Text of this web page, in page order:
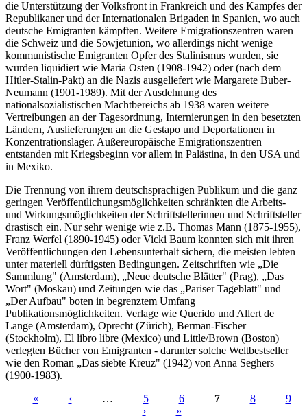
die Unterstützung der Volksfront in Frankreich und des Kampfes der
Republikaner und der Internationalen Brigaden in Spanien, wo auch
deutsche Emigranten kämpften. Weitere Emigrationszentren waren
die Schweiz und die Sowjetunion, wo allerdings nicht wenige
kommunistische Emigranten Opfer des Stalinismus wurden, sie
wurden liquidiert wie Maria Osten (1908-1942) oder (nach dem
Hitler-Stalin-Pakt) an die Nazis ausgeliefert wie Margarete Buber-
Neumann (1901-1989). Mit der Ausdehnung des
nationalsozialistischen Machtbereichs ab 1938 waren weitere
Vertreibungen an der Tagesordnung, Internierungen in den besetzten
Ländern, Auslieferungen an die Gestapo und Deportationen in
Konzentrationslager. Außereuropäische Emigrationszentren
entstanden mit Kriegsbeginn vor allem in Palästina, in den USA und
in Mexiko.
Die Trennung von ihrem deutschsprachigen Publikum und die ganz
geringen Veröffentlichungsmöglichkeiten schränkten die Arbeits-
und Wirkungsmöglichkeiten der Schriftstellerinnen und Schriftsteller
drastisch ein. Nur sehr wenige wie z.B. Thomas Mann (1875-1955),
Franz Werfel (1890-1945) oder Vicki Baum konnten sich mit ihren
Veröffentlichungen den Lebensunterhalt sichern, die meisten lebten
unter materiell dürftigsten Bedingungen. Zeitschriften wie „Die
Sammlung" (Amsterdam), „Neue deutsche Blätter" (Prag), „Das
Wort" (Moskau) und Zeitungen wie das „Pariser Tageblatt" und
„Der Aufbau" boten in begrenztem Umfang
Publikationsmöglichkeiten. Verlage wie Querido und Allert de
Lange (Amsterdam), Oprecht (Zürich), Berman-Fischer
(Stockholm), El libro libre (Mexico) und Little/Brown (Boston)
verlegten Bücher von Emigranten - darunter solche Weltbestseller
wie den Roman „Das siebte Kreuz" (1942) von Anna Seghers
(1900-1983).
« ‹ … 5 6 7 8
9
›
»